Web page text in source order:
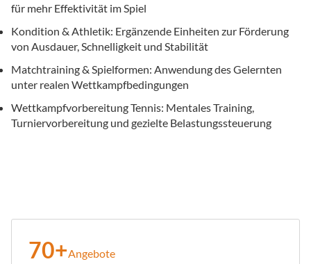
für mehr Effektivität im Spiel
Kondition & Athletik: Ergänzende Einheiten zur Förderung
von Ausdauer, Schnelligkeit und Stabilität
Matchtraining & Spielformen: Anwendung des Gelernten
unter realen Wettkampfbedingungen
Wettkampfvorbereitung Tennis: Mentales Training,
Turniervorbereitung und gezielte Belastungssteuerung
70+Angebote